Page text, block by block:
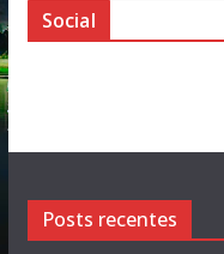
Social
Posts recentes